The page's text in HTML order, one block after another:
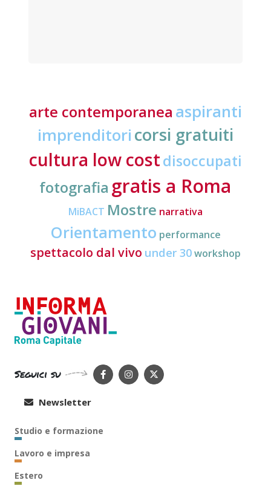
arte contemporanea aspiranti
imprenditori corsi gratuiti
cultura low costdisoccupati
fotografia gratis a Roma
MiBACT Mostre narrativa
Orientamento performance
spettacolo dal vivo under 30workshop
Seguici su
Newsletter
Studio e formazione
Lavoro e impresa
Estero